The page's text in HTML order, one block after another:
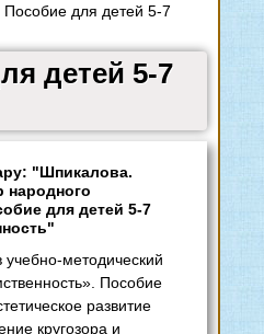
для детей 5-7
детей 5-7
"Шпикалова.
для детей 5-7
учебно-методический
Пособие
развитие
кругозора и